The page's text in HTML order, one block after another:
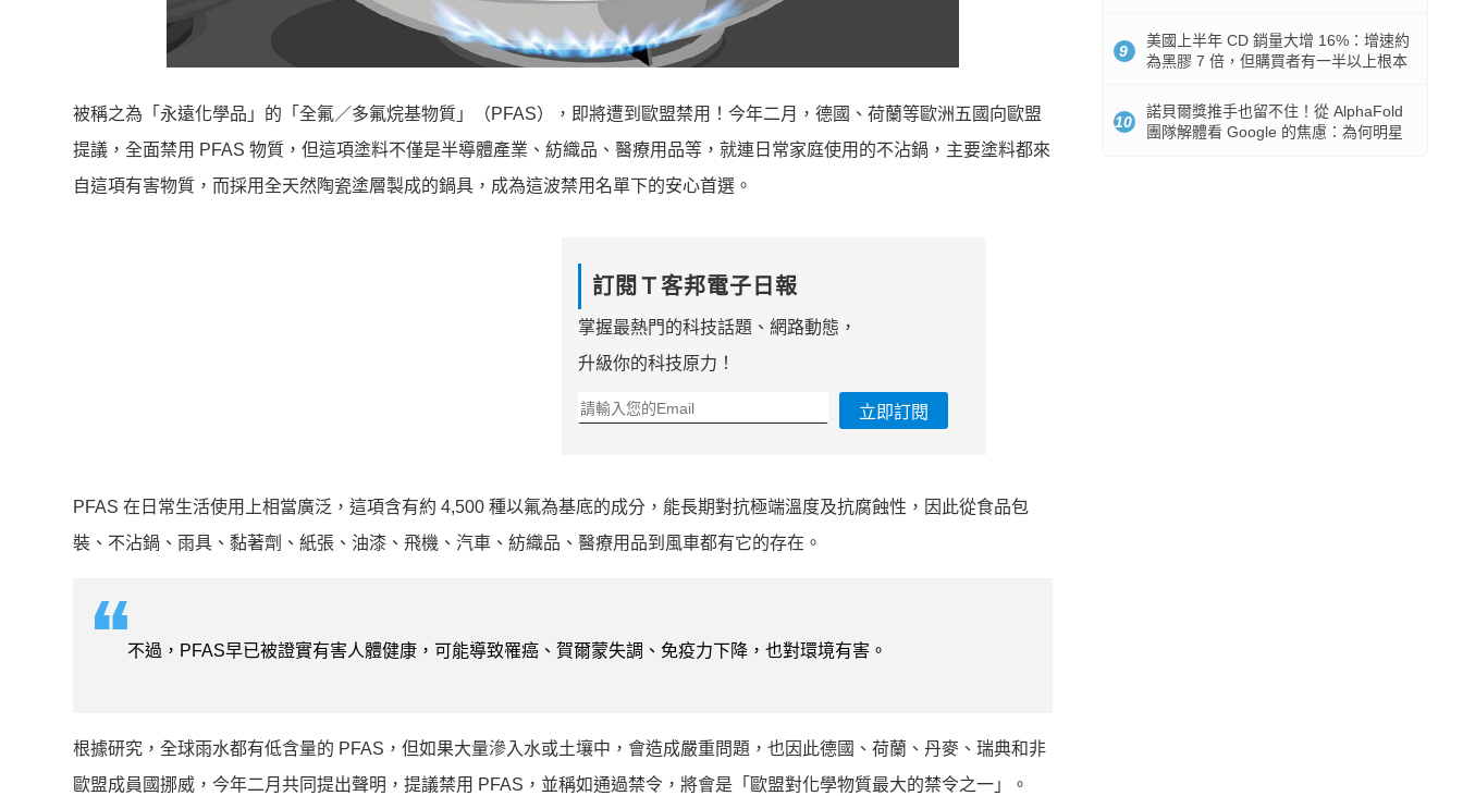
被稱之為「永遠化學品」的「全氟／多氟烷基物質」（PFAS），即將遭到歐盟禁用！今年二月，德國、荷蘭等歐洲五國向歐盟
提議，全面禁用 PFAS 物質，但這項塗料不僅是半導體產業、紡織品、醫療用品等，就連日常家庭使用的不沾鍋，主要塗料都來
自這項有害物質，而採用全天然陶瓷塗層製成的鍋具，成為這波禁用名單下的安心首選。
訂閱Ｔ客邦電子日報
掌握最熱門的科技話題、網路動態，
升級你的科技原力！
立即訂閱
PFAS 在日常生活使用上相當廣泛，這項含有約 4,500 種以氟為基底的成分，能長期對抗極端溫度及抗腐蝕性，因此從食品包
裝、不沾鍋、雨具、黏著劑、紙張、油漆、飛機、汽車、紡織品、醫療用品到風車都有它的存在。
不過，PFAS早已被證實有害人體健康，可能導致罹癌、賀爾蒙失調、免疫力下降，也對環境有害。
根據研究，全球雨水都有低含量的 PFAS，但如果大量滲入水或土壤中，會造成嚴重問題，也因此德國、荷蘭、丹麥、瑞典和非
歐盟成員國挪威，今年二月共同提出聲明，提議禁用 PFAS，並稱如通過禁令，將會是「歐盟對化學物質最大的禁令之一」。
9
美國上半年 CD 銷量大增 16%：增速約
為黑膠 7 倍，但購買者有一半以上根本
10
諾貝爾獎推手也留不住！從 AlphaFold
團隊解體看 Google 的焦慮：為何明星